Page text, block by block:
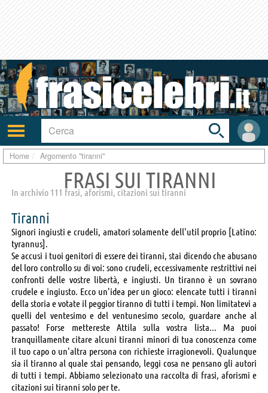
Attiva/disattiva
navigazione
User
area
Toggle
search
bar
Home Argomento "tiranni"
FRASI SUI TIRANNI
In archivio 111 frasi, aforismi, citazioni sui tiranni
Tiranni
Signori ingiusti e crudeli, amatori solamente dell'util proprio [Latino:
tyrannus].
Se accusi i tuoi genitori di essere dei tiranni, stai dicendo che abusano
del loro controllo su di voi: sono crudeli, eccessivamente restrittivi nei
confronti delle vostre libertà, e ingiusti. Un tiranno è un sovrano
crudele e ingiusto. Ecco un'idea per un gioco: elencate tutti i tiranni
della storia e votate il peggior tiranno di tutti i tempi. Non limitatevi a
quelli del ventesimo e del ventunesimo secolo, guardare anche al
passato! Forse mettereste Attila sulla vostra lista... Ma puoi
tranquillamente citare alcuni tiranni minori di tua conoscenza come
il tuo capo o un'altra persona con richieste irragionevoli. Qualunque
sia il tiranno al quale stai pensando, leggi cosa ne pensano gli autori
di tutti i tempi. Abbiamo selezionato una raccolta di frasi, aforismi e
citazioni sui tiranni solo per te.